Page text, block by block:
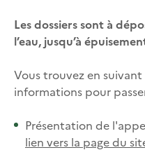
Les dossiers sont à
l’eau, jusqu’à
Vous trouvez en
informations pour
Présentation de
lien vers la page du